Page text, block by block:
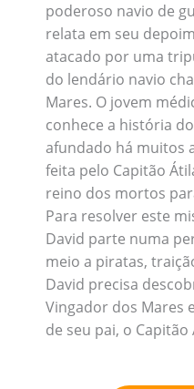
poderoso navio de
relata em seu
atacado por uma
do lendário navio
Mares. O jovem
conhece a história
afundado há muitos
feita pelo Capitão
reino dos mortos
Para resolver este
David parte numa
meio a piratas,
David precisa
Vingador dos Mares
de seu pai, o Capitão